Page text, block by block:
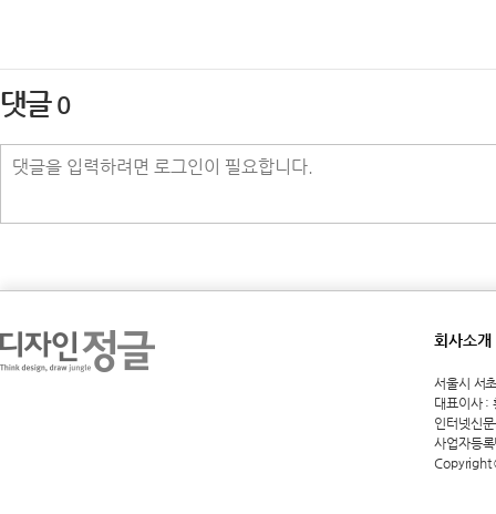
댓글 0
회사소개
서울시 서
대표이사 :
인터넷신
사업자등
Copyright